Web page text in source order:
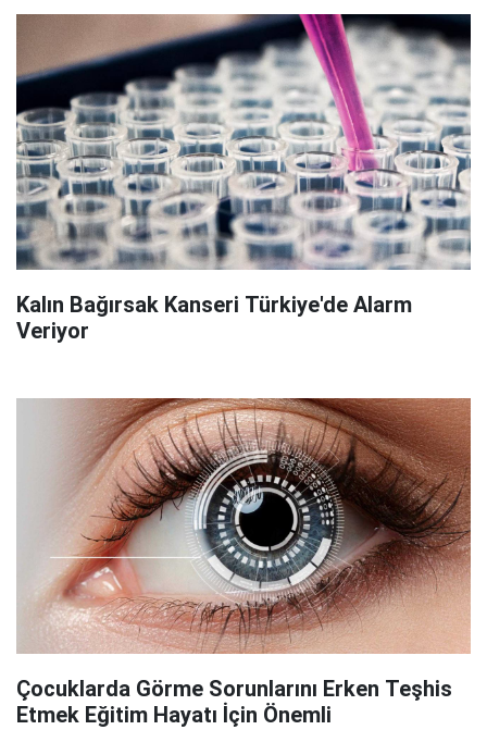
Kalın Bağırsak Kanseri Türkiye'de Alarm
Veriyor
Çocuklarda Görme Sorunlarını Erken Teşhis
Etmek Eğitim Hayatı İçin Önemli